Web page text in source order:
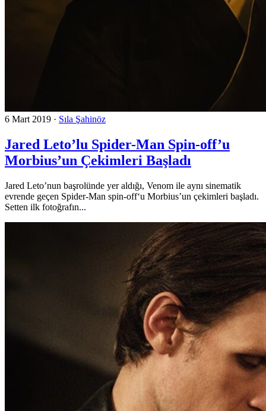
6 Mart 2019 · Sıla Şahinöz
Jared Leto’lu Spider-Man Spin-off’u
Morbius’un Çekimleri Başladı
Jared Leto’nun başrolünde yer aldığı, Venom ile aynı sinematik
evrende geçen Spider-Man spin-off‘u Morbius’un çekimleri başladı.
Setten ilk fotoğrafın...